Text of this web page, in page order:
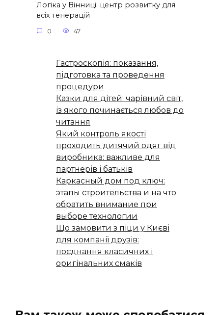
Логіка у Вінниці: центр розвитку для
всіх генерацій
0 47
Гастроскопія: показання,
підготовка та проведення
процедури
Казки для дітей: чарівний світ,
із якого починається любов до
читання
Який контроль якості
проходить дитячий одяг від
виробника: важливе для
партнерів і батьків
Каркасный дом под ключ:
этапы строительства и на что
обратить внимание при
выборе технологии
Що замовити з піци у Києві
для компанії друзів:
поєднання класичних і
оригінальних смаків